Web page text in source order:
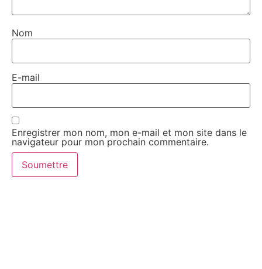
Nom
E-mail
Enregistrer mon nom, mon e-mail et mon site dans le
navigateur pour mon prochain commentaire.